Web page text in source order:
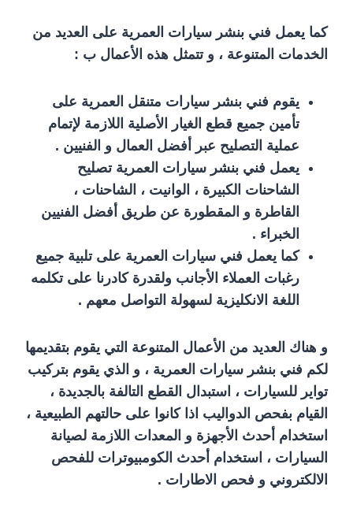
كما يعمل فني بنشر سيارات العمرية على العديد من
الخدمات المتنوعة ، و تتمثل هذه الأعمال ب :
يقوم فني بنشر سيارات متنقل العمرية على
تأمين جميع قطع الغيار الأصلية اللازمة لإتمام
عملية التصليح عبر أفضل العمال و الفنيين .
يعمل فني بنشر سيارات العمرية تصليح
الشاحنات الكبيرة ، الوانيت ، الشاحنات ،
القاطرة و المقطورة عن طريق أفضل الفنيين
الخبراء .
كما يعمل فني سيارات العمرية على تلبية جميع
رغبات العملاء الأجانب ولقدرة كادرنا على تكلمه
اللغة الانكليزية لسهولة التواصل معهم .
و هناك العديد من الأعمال المتنوعة التي يقوم بتقديمها
لكم فني بنشر سيارات العمرية ، و الذي يقوم بتركيب
تواير للسيارات ، استبدال القطع التالفة بالجديدة ،
القيام بفحص الدواليب اذا كانوا على حالتهم الطبيعية ،
استخدام أحدث الأجهزة و المعدات اللازمة لصيانة
السيارات ، استخدام أحدث الكومبيوترات للفحص
الالكتروني و فحص الاطارات .